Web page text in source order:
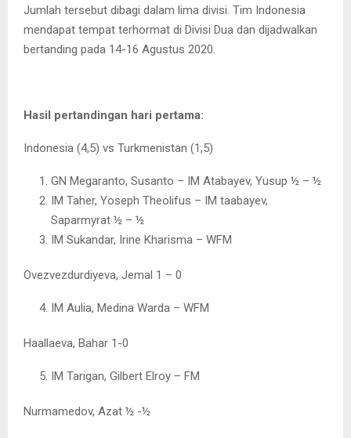
Jumlah tersebut dibagi dalam lima divisi. Tim Indonesia
mendapat tempat terhormat di Divisi Dua dan dijadwalkan
bertanding pada 14-16 Agustus 2020.
Hasil pertandingan hari pertama:
Indonesia (4,5) vs Turkmenistan (1,5)
GN Megaranto, Susanto – IM Atabayev, Yusup ½ – ½
IM Taher, Yoseph Theolifus – IM taabayev,
Saparmyrat ½ – ½
IM Sukandar, Irine Kharisma – WFM
Ovezvezdurdiyeva, Jemal 1 – 0
IM Aulia, Medina Warda – WFM
Haallaeva, Bahar 1-0
IM Tarigan, Gilbert Elroy – FM
Nurmamedov, Azat ½ -½